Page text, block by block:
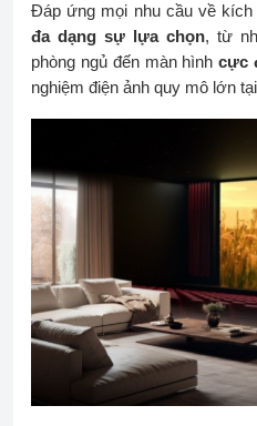
Đáp ứng mọi nhu cầu về
đa dạng sự lựa chọn, từ
phòng ngủ đến màn hìnhcực
nghiệm điện ảnh quy mô lớn